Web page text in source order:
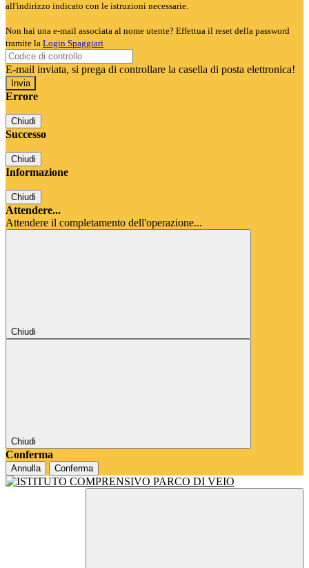
all'indirizzo indicato con le istruzioni necessarie.
Non hai una e-mail associata al nome utente? Effettua il reset della password
tramite la Login Spaggiari
E-mail inviata, si prega di controllare la casella di posta elettronica!
Errore
Chiudi
Successo
Chiudi
Informazione
Chiudi
Attendere...
Attendere il completamento dell'operazione...
Chiudi
Chiudi
Conferma
Annulla Conferma